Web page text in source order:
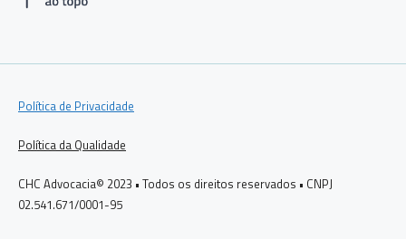
Política de Privacidade
Política da Qualidade
CHC Advocacia© 2023 • Todos os direitos reservados • CNPJ
02.541.671/0001-95